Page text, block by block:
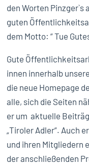
den Worten
guten
dem Motto: “ Tue
Gute
innen innerhalb
die neue Homepage
alle, sich die Seiten
er um aktuelle
„Tiroler Adler“. Auch
und ihren Mitgliedern
der anschließenden